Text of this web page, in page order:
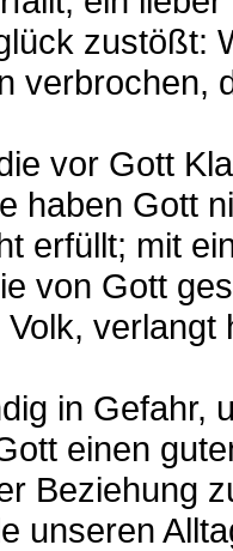
zustößt:
verbrochen,
vor Gott
haben Gott
erfüllt; mit
von Gott
verlangt
in Gefahr,
einen
Beziehung
unseren